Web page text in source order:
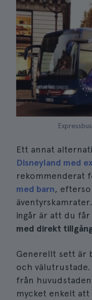
Ett annat
Disneyland med
rekommenderat
med barn,
ingår är att du får
med direkt
Generellt sett är
och
från
mycket enkelt